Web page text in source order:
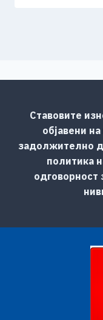
Ставовите
објавени
задолжително
политика
одговорност